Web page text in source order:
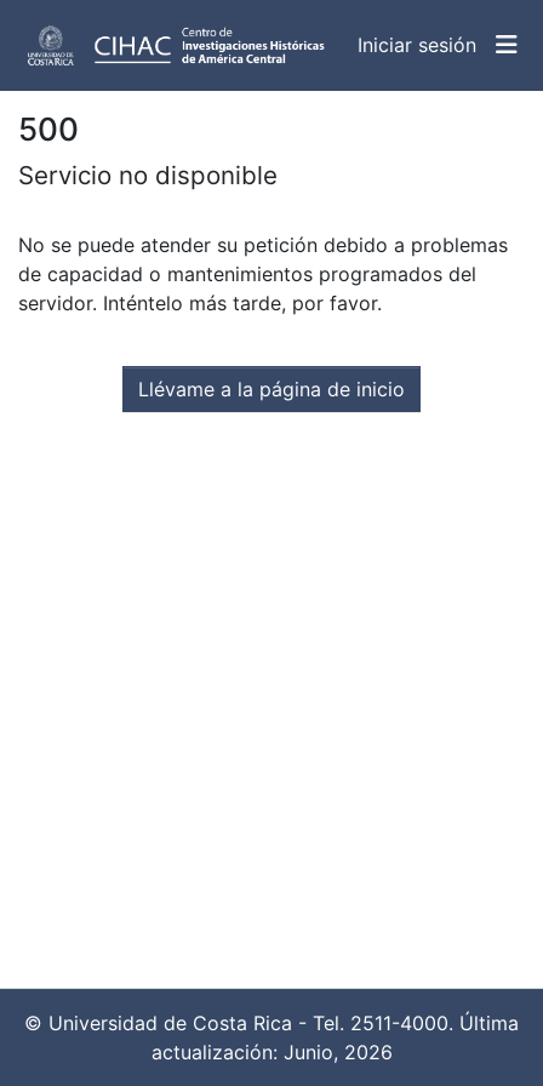
Iniciar sesión
500
Servicio no disponible
No se puede atender su petición debido a problemas
de capacidad o mantenimientos programados del
servidor. Inténtelo más tarde, por favor.
Llévame a la página de inicio
© Universidad de Costa Rica - Tel. 2511-4000. Última
actualización: Junio, 2026